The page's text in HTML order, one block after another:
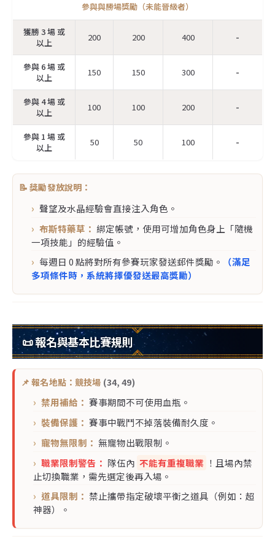
參與與勝場獎勵（未能晉級者）
獲勝 3 場 或
以上
200 200 400 -
參與 6 場 或
以上
150 150 300 -
參與 4 場 或
以上
100 100 200 -
參與 1 場 或
以上
50 50 100 -
📝 獎勵發放說明：
聲望及水晶經驗會直接注入角色。
布斯特藥草： 綁定帳號，使用可增加角色身上「隨機
一項技能」的經驗值。
每週日 0 點將對所有參賽玩家發送郵件獎勵。
（滿足
多項條件時，系統將擇優發送最高獎勵）
📜 報名與基本比賽規則
📌 報名地點：競技場 (34, 49)
禁用補給： 賽事期間不可使用血瓶。
裝備保護： 賽事中戰鬥不掉落裝備耐久度。
寵物無限制： 無寵物出戰限制。
職業限制警告： 隊伍內 不能有重複職業 ！且場內禁
止切換職業，需先選定後再入場。
道具限制： 禁止攜帶指定破壞平衡之道具（例如：超
神器）。